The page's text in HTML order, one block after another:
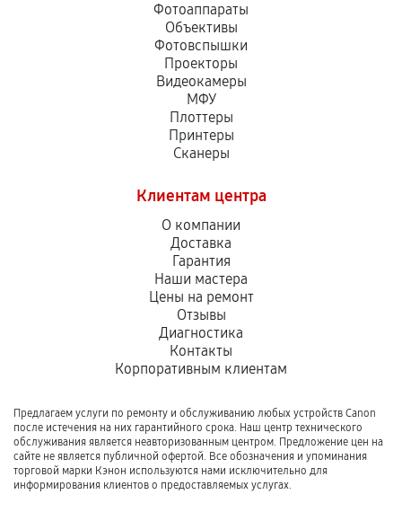
Фотоаппараты
Объективы
Фотовспышки
Проекторы
Видеокамеры
МФУ
Плоттеры
Принтеры
Сканеры
Клиентам центра
О компании
Доставка
Гарантия
Наши мастера
Цены на ремонт
Отзывы
Диагностика
Контакты
Корпоративным клиентам
Предлагаем услуги по ремонту и обслуживанию любых устройств Canon
после истечения на них гарантийного срока. Наш центр технического
обслуживания является неавторизованным центром. Предложение цен на
сайте не является публичной офертой. Все обозначения и упоминания
торговой марки Кэнон используются нами исключительно для
информирования клиентов о предоставляемых услугах.